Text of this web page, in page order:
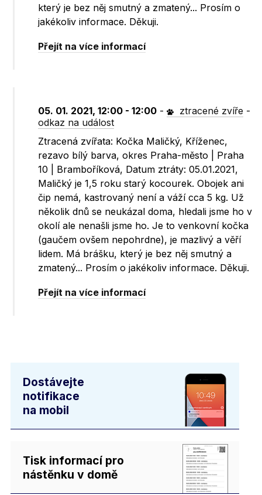
který je bez něj smutný a zmatený... Prosím o
jakékoliv informace. Děkuji.
Přejít na více informací
05. 01. 2021, 12:00 - 12:00 - ztracené zvíře -
odkaz na událost
Ztracená zvířata: Kočka Maličký, Kříženec,
rezavo bílý barva, okres Praha-město | Praha
10 | Bramboříková, Datum ztráty: 05.01.2021,
Maličký je 1,5 roku starý kocourek. Obojek ani
čip nemá, kastrovaný není a váží cca 5 kg. Už
několik dnů se neukázal doma, hledali jsme ho v
okolí ale nenašli jsme ho. Je to venkovní kočka
(gaučem ovšem nepohrdne), je mazlivý a věří
lidem. Má brášku, který je bez něj smutný a
zmatený... Prosím o jakékoliv informace. Děkuji.
Přejít na více informací
Dostávejte
notifikace
na mobil
Tisk informací pro
nástěnku v domě